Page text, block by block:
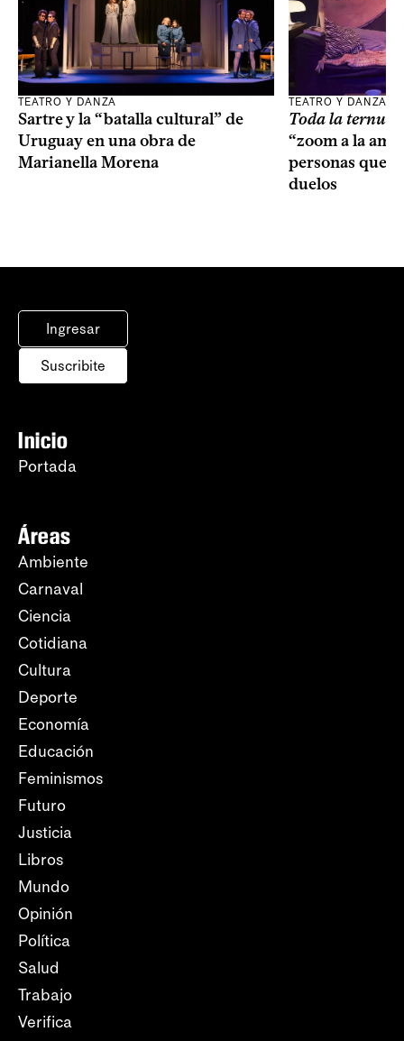
TEATRO Y DANZA
Sartre y la “batalla cultural” de
Uruguay en una obra de
Marianella Morena
TEATRO Y DANZA
Toda la
“zoom a la
personas que
duelos
Ingresar
Suscribite
Inicio
Portada
Áreas
Ambiente
Carnaval
Ciencia
Cotidiana
Cultura
Deporte
Economía
Educación
Feminismos
Futuro
Justicia
Libros
Mundo
Opinión
Política
Salud
Trabajo
Verifica